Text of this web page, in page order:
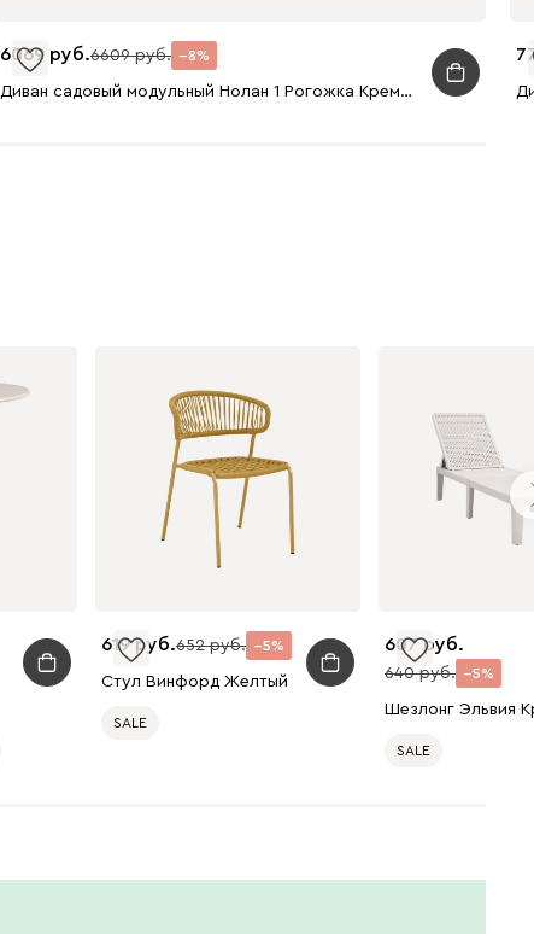
6069 6609 8
Диван садовый модульный Нолан 1 Рогожка Кремовый/Черный
619 652 5
Стул Винфорд Желтый
SALE
607
640 5
SALE